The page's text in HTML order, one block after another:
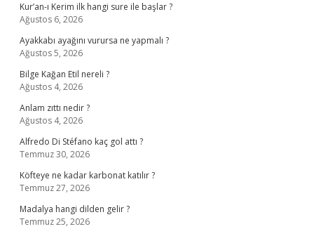
Kur’an-ı Kerim ilk hangi sure ile başlar ?
Ağustos 6, 2026
Ayakkabı ayağını vurursa ne yapmalı ?
Ağustos 5, 2026
Bilge Kağan Etil nereli ?
Ağustos 4, 2026
Anlam zıttı nedir ?
Ağustos 4, 2026
Alfredo Di Stéfano kaç gol attı ?
Temmuz 30, 2026
Köfteye ne kadar karbonat katılır ?
Temmuz 27, 2026
Madalya hangi dilden gelir ?
Temmuz 25, 2026